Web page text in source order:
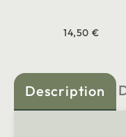
14,50 €
Description